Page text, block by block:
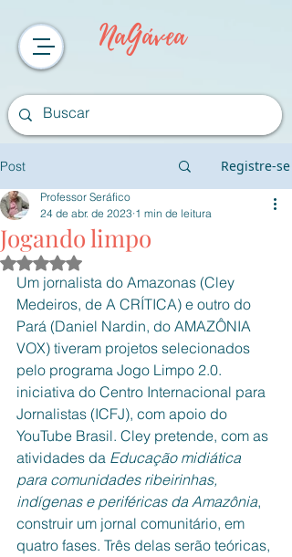
NaGávea
Post Registre-se
Jogando limpo
Professor Seráfico
24 de abr. de 2023 1 min de leitura
Avaliado com NaN de 5 estrelas.
Um jornalista do Amazonas (Cley
Medeiros, de A CRÍTICA) e outro do
Pará (Daniel Nardin, do AMAZÔNIA
VOX) tiveram projetos selecionados
pelo programa Jogo Limpo 2.0.
iniciativa do Centro Internacional para
Jornalistas (ICFJ), com apoio do
YouTube Brasil. Cley pretende, com as
atividades da Educação midiática
para comunidades ribeirinhas,
indígenas e periféricas da Amazônia,
construir um jornal comunitário, em
quatro fases. Três delas serão teóricas,